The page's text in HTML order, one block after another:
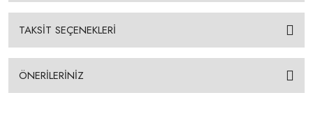
TAKSİT SEÇENEKLERİ
ÖNERİLERİNİZ